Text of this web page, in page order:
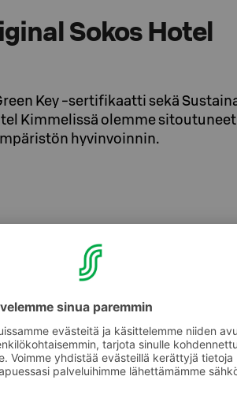
Sokos Hotel
Key -sertifikaatti sekä
Kimmelissä olemme
hyvinvoinnin.
löytyy myös
kuin jaksat syödä - lisää voit
nauttia puhtaasta ja
löytyy juomalasit,
pullotetun veden sijaan.